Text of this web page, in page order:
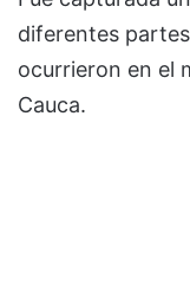
diferentes
ocurrieron en el
Cauca.